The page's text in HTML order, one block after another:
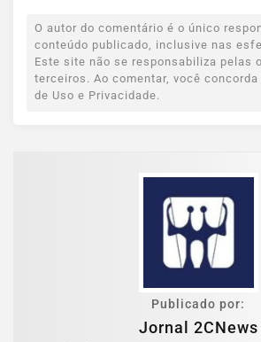
O autor do comentário é o único
conteúdo publicado, inclusive nas
Este site não se responsabiliza pelas
terceiros. Ao comentar, você concorda
de Uso e Privacidade.
Publicado por:
Jornal 2CNews